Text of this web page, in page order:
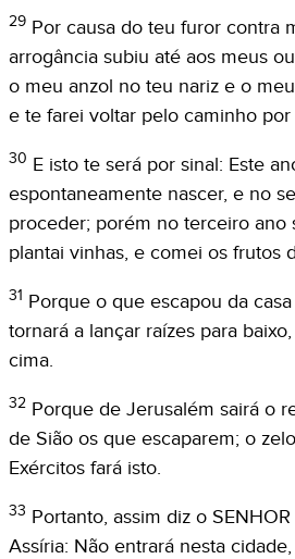
29 Por causa do teu furor contra
arrogância subiu até aos meus
o meu anzol no teu nariz e o
e te farei voltar pelo caminho
30 E isto te será por sinal: Este
espontaneamente nascer, e no
proceder; porém no terceiro ano
plantai vinhas, e comei os frutos
31 Porque o que escapou da
tornará a lançar raízes para
cima.
32 Porque de Jerusalém sairá o
de Sião os que escaparem; o
Exércitos fará isto.
33 Portanto, assim diz o
Assíria: Não entrará nesta